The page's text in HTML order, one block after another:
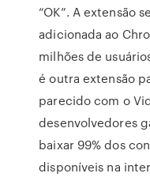
“OK”. A extensão
adicionada ao
milhões de
é outra extensão
parecido com o
desenvolvedores
baixar 99% dos
disponíveis na